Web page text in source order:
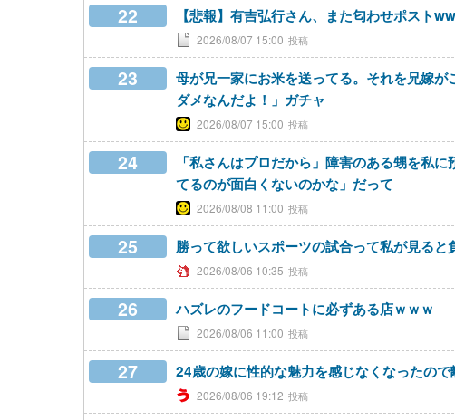
22 【悲報】有吉弘行さん、また匂わせポス
2026/08/07 15:00
23
母が兄一家にお米を送ってる。それを兄嫁
ダメなんだよ！」ガチャ
2026/08/07 15:00
24
「私さんはプロだから」障害のある甥を私
てるのが面白くないのかな」だって
2026/08/08 11:00
25 勝って欲しいスポーツの試合って私が見る
2026/08/06 10:35
26 ハズレのフードコートに必ずある店ｗｗｗ
2026/08/06 11:00
27 24歳の嫁に性的な魅力を感じなくなったので
2026/08/06 19:12